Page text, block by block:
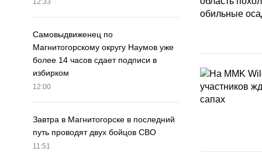
12:33
Самовыдвиженец по
Магнитогорскому округу Наумов уже
более 14 часов сдает подписи в
избирком
12:00
Завтра в Магнитогорске в последний
путь проводят двух бойцов СВО
11:51